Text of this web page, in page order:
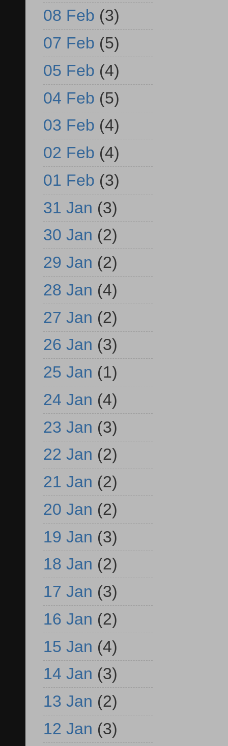
08 Feb (3)
07 Feb (5)
05 Feb (4)
04 Feb (5)
03 Feb (4)
02 Feb (4)
01 Feb (3)
31 Jan (3)
30 Jan (2)
29 Jan (2)
28 Jan (4)
27 Jan (2)
26 Jan (3)
25 Jan (1)
24 Jan (4)
23 Jan (3)
22 Jan (2)
21 Jan (2)
20 Jan (2)
19 Jan (3)
18 Jan (2)
17 Jan (3)
16 Jan (2)
15 Jan (4)
14 Jan (3)
13 Jan (2)
12 Jan (3)